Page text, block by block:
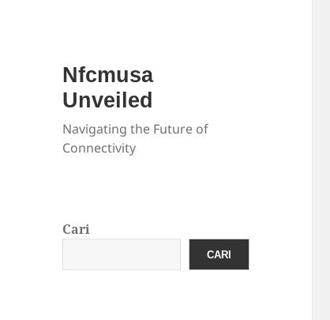
Nfcmusa
Unveiled
Navigating the Future of
Connectivity
Cari
CARI